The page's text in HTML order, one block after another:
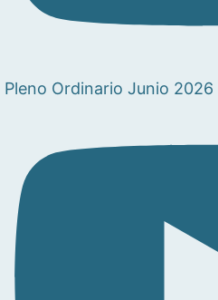
Pleno Ordinario Junio 2026